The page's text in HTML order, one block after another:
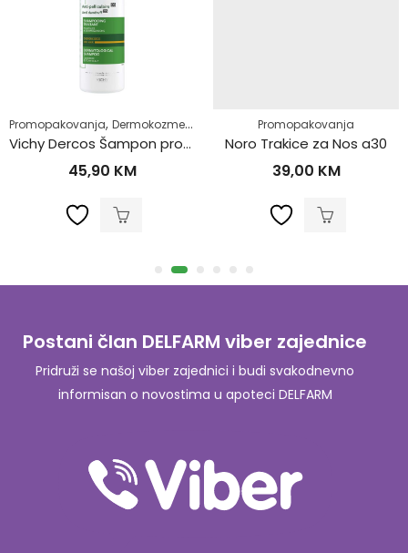
Dermokozmetika,Njega lica,Suha koža
Promopakovanja, Dermokozmetika Njega kose,Perut
Vichy Dercos Šampon protiv peruti za Suhu kosu 390ml
45,90 KM
Promopakovanja
Noro Trakice za Nos a30
39,00 KM
Postani član DELFARM viber zajednice
Pridruži se našoj viber zajednici i budi svakodnevno
informisan o novostima u apoteci DELFARM